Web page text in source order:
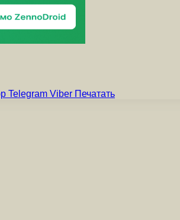
Telegram Viber Печатать